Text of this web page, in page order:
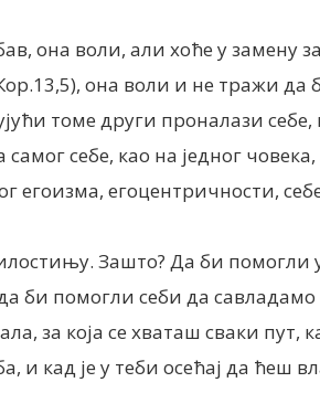
она воли, али хоће у замену
она воли и не тражи
томе други проналази
самог себе, као на једног
егоизма, егоцентричности,
Зашто? Да би
би помогли себи да
за која се хваташ сваки
и кад је у теби осећај да ћеш